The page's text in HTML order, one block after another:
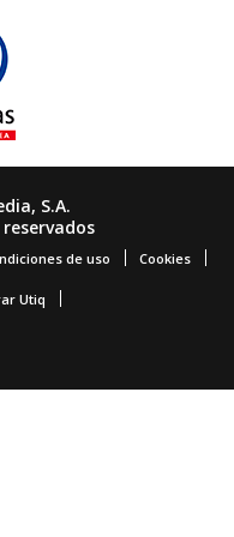
S.A.
de uso Cookies
Utiq